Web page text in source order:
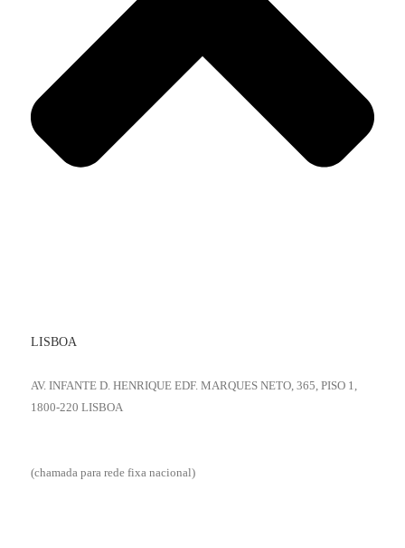
LISBOA
AV. INFANTE D. HENRIQUE EDF. MARQUES NETO, 365, PISO 1,
1800-220 LISBOA
(chamada para rede fixa nacional)